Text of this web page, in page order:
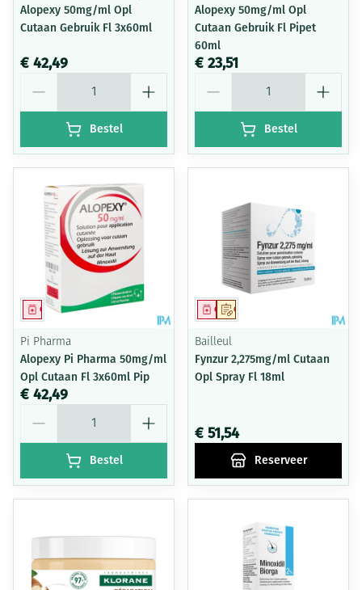
Alopexy 50mg/ml Opl
Cutaan Gebruik Fl 3x60ml
€ 42,49
Bestel
Alopexy 50mg/ml Opl
Cutaan Gebruik Fl Pipet
60ml
€ 23,51
Bestel
Geneesmiddel
Pi Pharma
Alopexy Pi Pharma 50mg/ml
Opl Cutaan Fl 3x60ml Pip
€ 42,49
Bestel
Op voorschrift
Geneesmiddel
Bailleul
Fynzur 2,275mg/ml Cutaan
Opl Spray Fl 18ml
€ 51,54
Reserveer